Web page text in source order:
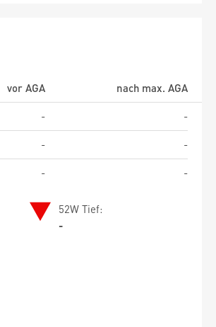
vor AGA
nach max. AGA
-
-
-
-
- -
52W Tief:
-